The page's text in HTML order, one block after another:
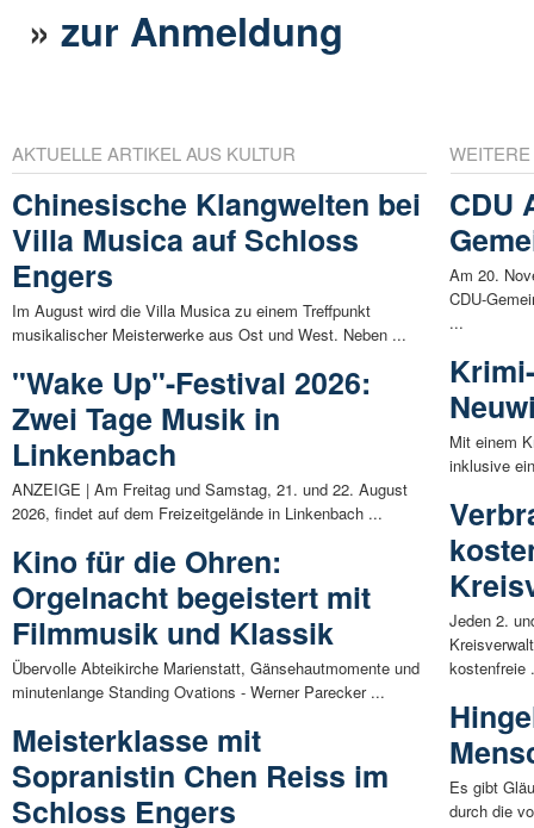
»zur Anmeldung
AKTUELLE ARTIKEL AUS KULTUR
Chinesische Klangwelten bei
Villa Musica auf Schloss
Engers
Im August wird die Villa Musica zu einem Treffpunkt
musikalischer Meisterwerke aus Ost und West. Neben ...
"Wake Up"-Festival 2026:
Zwei Tage Musik in
Linkenbach
ANZEIGE | Am Freitag und Samstag, 21. und 22. August
2026, findet auf dem Freizeitgelände in Linkenbach ...
Kino für die Ohren:
Orgelnacht begeistert mit
Filmmusik und Klassik
Übervolle Abteikirche Marienstatt, Gänsehautmomente und
minutenlange Standing Ovations - Werner Parecker ...
Meisterklasse mit
Sopranistin Chen Reiss im
Schloss Engers
CDU
Am 20.
CDU-
...
Mit einem
inklusive
Jeden 2.
kostenfreie
Es gibt
durch die